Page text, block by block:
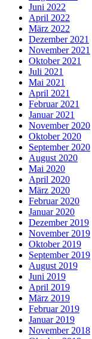
Juni 2022
April 2022
März 2022
Dezember 2021
November 2021
Oktober 2021
Juli 2021
Mai 2021
April 2021
Februar 2021
Januar 2021
November 2020
Oktober 2020
September 2020
August 2020
Mai 2020
April 2020
März 2020
Februar 2020
Januar 2020
Dezember 2019
November 2019
Oktober 2019
September 2019
August 2019
Juni 2019
April 2019
März 2019
Februar 2019
Januar 2019
November 2018